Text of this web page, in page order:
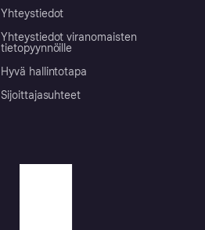
Yhteystiedot
Yhteystiedot viranomaisten
tietopyynnöille
Hyvä hallintotapa
Sijoittajasuhteet